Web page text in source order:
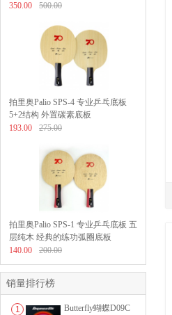
350.00
500.00
拍里奥Palio SPS-4 专业乒乓底板
5+2结构 外置碳素底板
193.00
275.00
拍里奥Palio SPS-1 专业乒乓底板 五
层纯木 经典的练功弧圈底板
140.00
200.00
销量排行榜
1
Butterfly蝴蝶D09C